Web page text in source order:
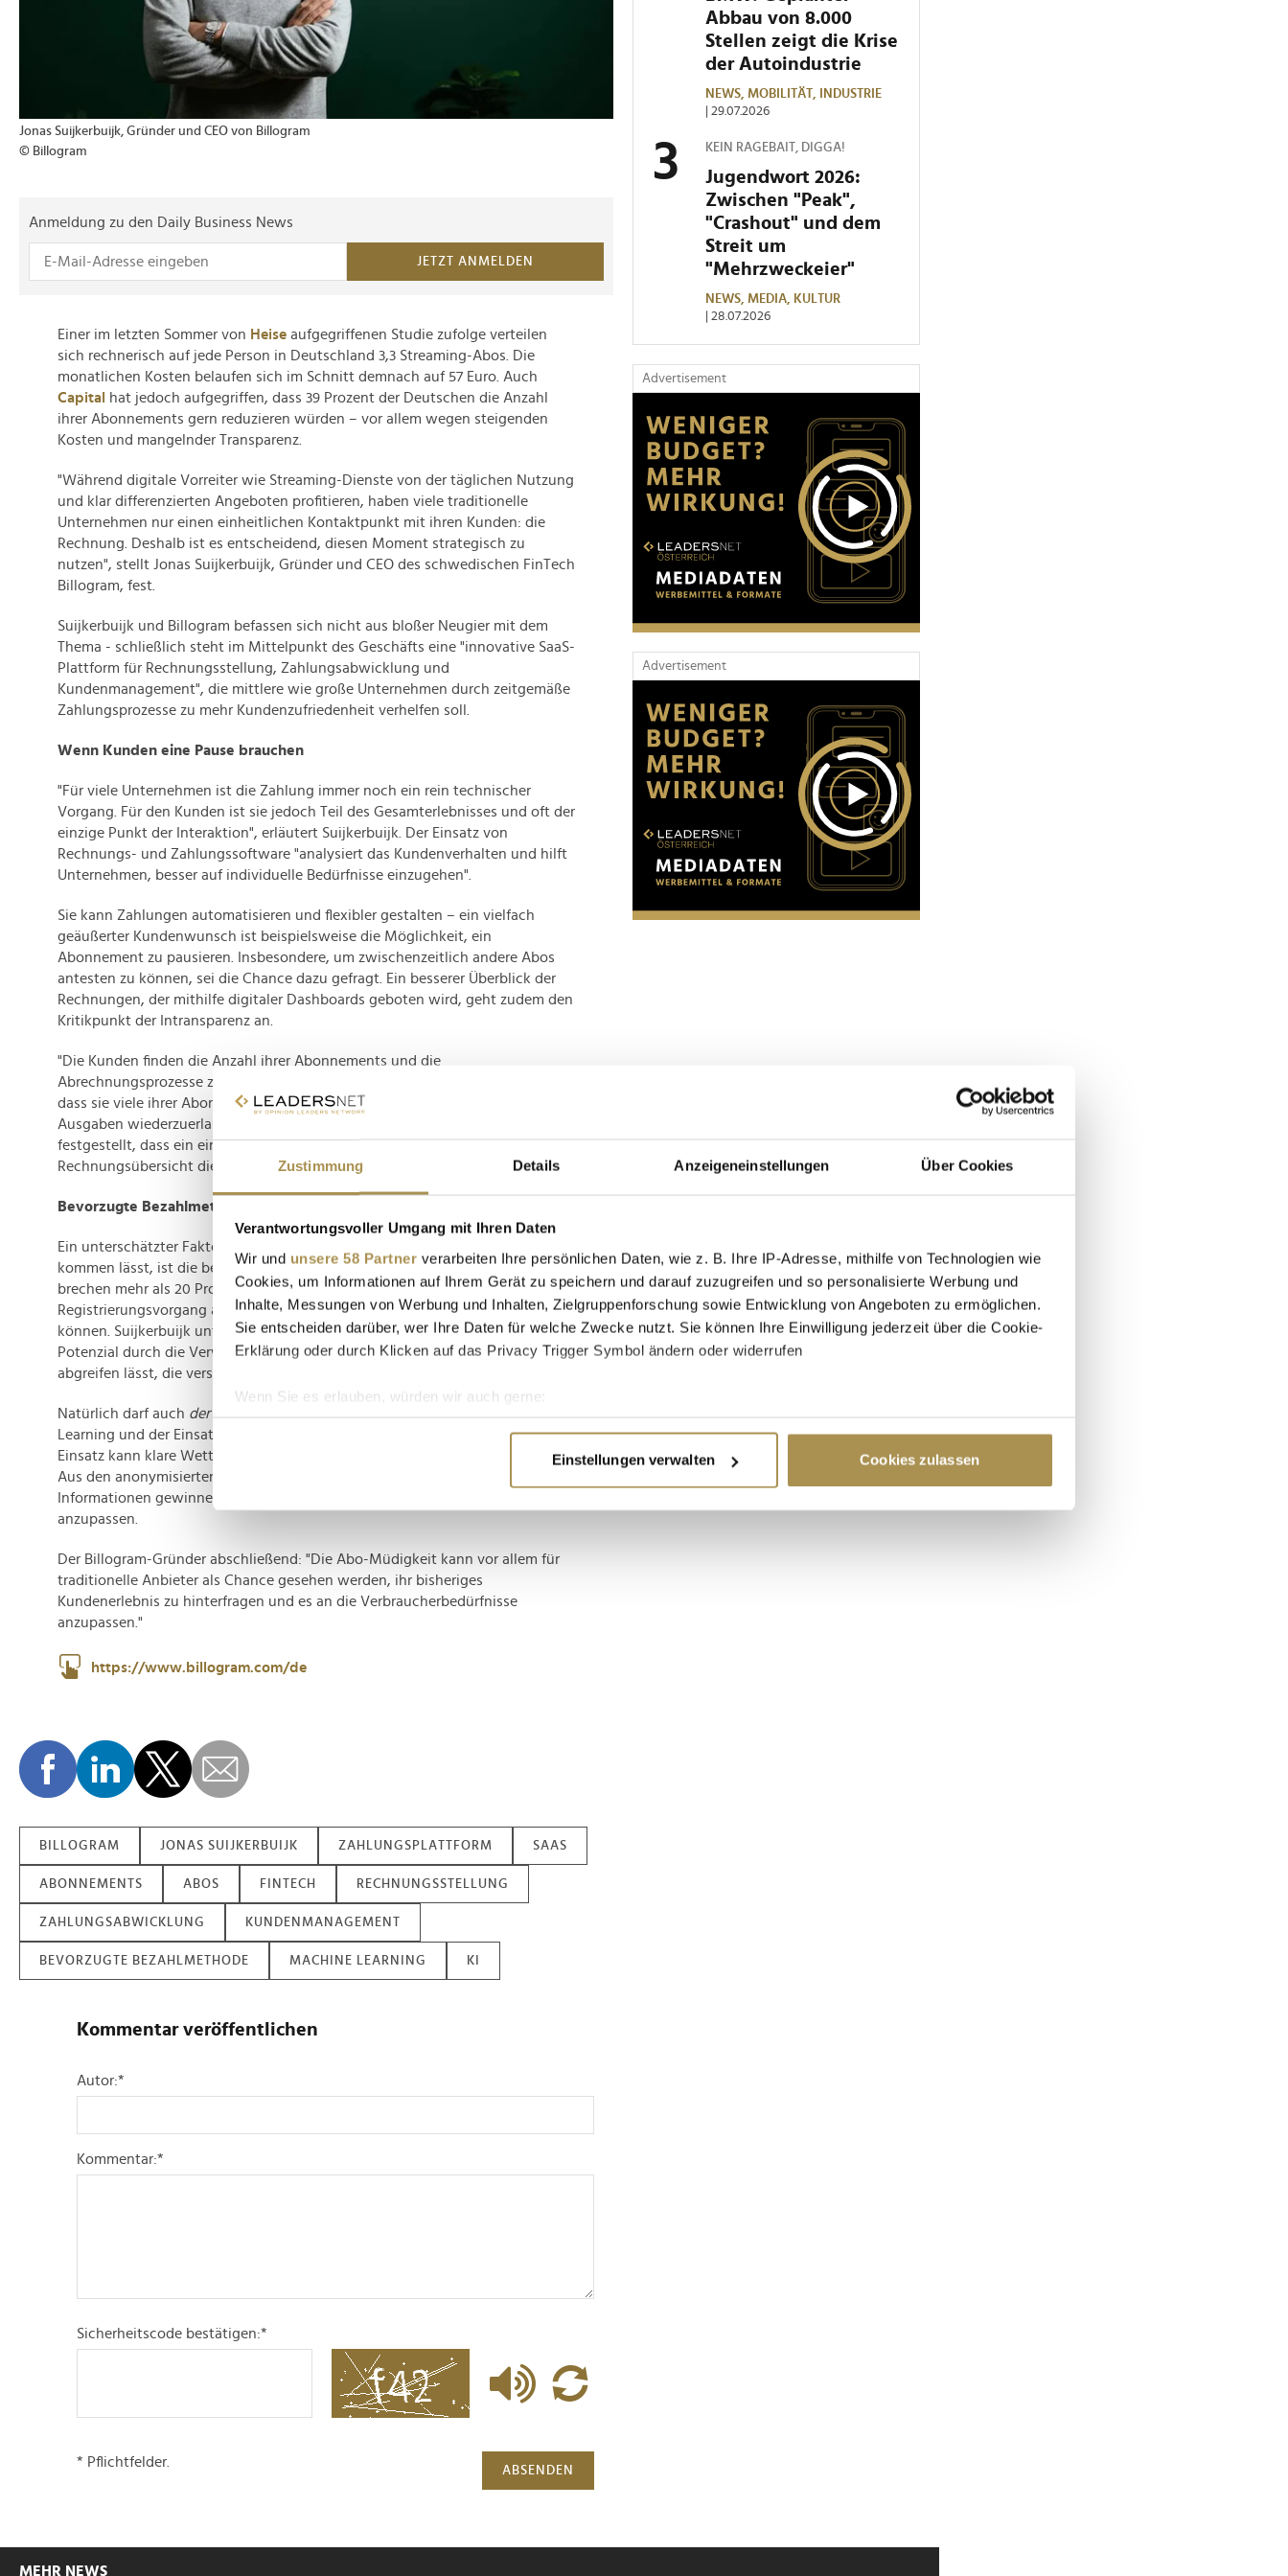
Zustimmung Details Anzeigeneinstellungen Über Cookies
Verantwortungsvoller Umgang mit Ihren Daten
Wir und unsere 58 Partner verarbeiten Ihre persönlichen Daten, wie z. B. Ihre IP-Adresse, mithilfe von Technologien wie
Cookies, um Informationen auf Ihrem Gerät zu speichern und darauf zuzugreifen und so personalisierte Werbung und
Inhalte, Messungen von Werbung und Inhalten, Zielgruppenforschung sowie Entwicklung von Angeboten zu ermöglichen.
Sie entscheiden darüber, wer Ihre Daten für welche Zwecke nutzt. Sie können Ihre Einwilligung jederzeit über die Cookie-
Erklärung oder durch Klicken auf das Privacy Trigger Symbol ändern oder widerrufen
Wenn Sie es erlauben, würden wir auch gerne:
Informationen über Ihre geografische Lage erfassen, welche bis auf einige Meter genau sein können
Erfahren Sie mehr darüber, wie Ihre persönlichen Daten verarbeitet werden, und legen Sie Ihre Präferenzen im
und die Zugriffe auf unsere Website zu analysieren. Außerdem geben wir Informationen zu Ihrer Verwendung unserer
Website an unsere Partner für soziale Medien, Werbung und Analysen weiter. Unsere Partner führen diese Informationen
möglicherweise mit weiteren Daten zusammen, die Sie ihnen bereitgestellt haben oder die sie im Rahmen Ihrer Nutzung
Einstellungen verwalten Cookies zulassen
Jonas Suijkerbuijk, Gründer und CEO von Billogram
© Billogram
Anmeldung zu den Daily Business News
JETZT ANMELDEN
Einer im letzten Sommer von Heise aufgegriffenen Studie zufolge verteilen
sich rechnerisch auf jede Person in Deutschland 3,3 Streaming-Abos. Die
monatlichen Kosten belaufen sich im Schnitt demnach auf 57 Euro. Auch
Capital
hat jedoch aufgegriffen, dass 39 Prozent der Deutschen die Anzahl
ihrer Abonnements gern reduzieren würden – vor allem wegen steigenden
Kosten und mangelnder Transparenz.
"Während digitale Vorreiter wie Streaming-Dienste von der täglichen Nutzung
und klar differenzierten Angeboten profitieren, haben viele traditionelle
Unternehmen nur einen einheitlichen Kontaktpunkt mit ihren Kunden: die
Rechnung. Deshalb ist es entscheidend, diesen Moment strategisch zu
nutzen", stellt Jonas Suijkerbuijk, Gründer und CEO des schwedischen FinTech
Billogram, fest.
Suijkerbuijk und Billogram befassen sich nicht aus bloßer Neugier mit dem
Thema - schließlich steht im Mittelpunkt des Geschäfts eine "innovative SaaS-
Plattform für Rechnungsstellung, Zahlungsabwicklung und
Kundenmanagement", die mittlere wie große Unternehmen durch zeitgemäße
Zahlungsprozesse zu mehr Kundenzufriedenheit verhelfen soll.
Wenn Kunden eine Pause brauchen
"Für viele Unternehmen ist die Zahlung immer noch ein rein technischer
Vorgang. Für den Kunden ist sie jedoch Teil des Gesamterlebnisses und oft der
einzige Punkt der Interaktion", erläutert Suijkerbuijk. Der Einsatz von
Rechnungs- und Zahlungssoftware "analysiert das Kundenverhalten und hilft
Unternehmen, besser auf individuelle Bedürfnisse einzugehen".
Sie kann Zahlungen automatisieren und flexibler gestalten – ein vielfach
geäußerter Kundenwunsch ist beispielsweise die Möglichkeit, ein
Abonnement zu pausieren. Insbesondere, um zwischenzeitlich andere Abos
antesten zu können, sei die Chance dazu gefragt. Ein besserer Überblick der
Rechnungen, der mithilfe digitaler Dashboards geboten wird, geht zudem den
Kritikpunkt der Intransparenz an.
"Die Kunden finden die Anzahl ihrer Abonnements und die
Abrechnungsprozesse zu verwirrend. Die mangelnde Transparenz führt dazu,
dass sie viele ihrer Abonnements kündigen, nur um die Kontrolle über ihre
Ausgaben wiederzuerlangen", schildert Jonas Suijkerbuijk. "Wir haben
festgestellt, dass ein einfacher Zugriff auf die Zahlungs- und
Rechnungsübersicht die Kundenbindung erheblich stärkt."
Bevorzugte Bezahlmethode von Bedeutung
Ein unterschätzter Faktor, der ein Abonnement oft gar nicht erst zustande
kommen lässt, ist die bevorzugte Bezahlmethode. EinerRiverty-Studie nach
brechen mehr als 20 Prozent der Menschen zwischen 25 und 35 Jahren den
Registrierungsvorgang ab, wenn sie nicht mit dem präferierten Mittel zahlen
können. Suijkerbuijk unterstreicht, dass sich auch dieses verschenkte
Potenzial durch die Verwendung einer Rechnungsmanagementsoftware
abgreifen lässt, die verschiedene Bezahloptionen zur Verfügung stellt.
Natürlich darf auch derTech-Trend unserer Zeit nicht fehlen: "Machine
Learning und der Einsatz von KI werden zunehmend wichtiger. Der gezielte
Einsatz kann klare Wettbewerbsvorteile verschaffen", sagt Jonas Suijkerbuijk.
Aus den anonymisierten Daten der Verbraucher ließen sich die nötigen
Informationen gewinnen, um Abos individueller an die Kundenbedürfnisse
anzupassen.
Der Billogram-Gründer abschließend: "Die Abo-Müdigkeit kann vor allem für
traditionelle Anbieter als Chance gesehen werden, ihr bisheriges
Kundenerlebnis zu hinterfragen und es an die Verbraucherbedürfnisse
anzupassen."
https://www.billogram.com/de
BILLOGRAM JONAS SUIJKERBUIJK ZAHLUNGSPLATTFORM SAAS
ABONNEMENTS ABOS FINTECH RECHNUNGSSTELLUNG
ZAHLUNGSABWICKLUNG KUNDENMANAGEMENT
BEVORZUGTE BEZAHLMETHODE MACHINE LEARNING KI
Kommentar veröffentlichen
Autor:*
Kommentar:*
Sicherheitscode bestätigen:*
ABSENDEN
* Pflichtfelder.
Abbau von 8.000
Stellen zeigt die Krise
der Autoindustrie
NEWS, MOBILITÄT,
INDUSTRIE
| 29.07.2026
KEIN RAGEBAIT, DIGGA!
Jugendwort 2026:
Zwischen "Peak",
"Crashout" und dem
Streit um
"Mehrzweckeier"
NEWS, MEDIA,
KULTUR
| 28.07.2026
Advertisement
Advertisement
MEHR NEWS